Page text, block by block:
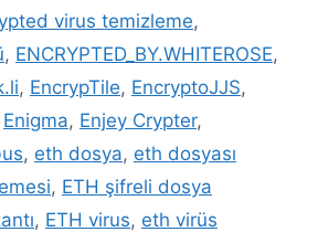
virus temizleme,
, ENCRYPTED_BY.WHITEROSE,
, EncrypTile, EncryptoJJS,
Enigma, Enjey Crypter,
, eth dosya, eth dosyası
, ETH şifreli dosya
, ETH virus, eth virüs